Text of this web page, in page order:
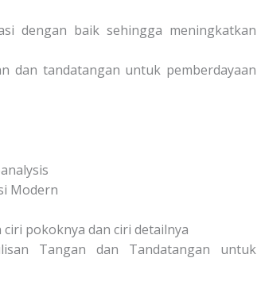
dengan baik sehingga meningkatkan
dan tandatangan untuk pemberdayaan
Modern
pokoknya dan ciri detailnya
Tangan dan Tandatangan untuk